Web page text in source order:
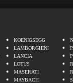
KOENIGSEGG
LAMBORGHINI
LANCIA
LOTUS
MASERATI
MAYBACH